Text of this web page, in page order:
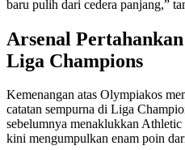
baru pulih dari cedera panjang,”
Arsenal
Liga Champions
Kemenangan atas Olympiakos
catatan sempurna di Liga
sebelumnya menaklukkan
kini mengumpulkan enam poin